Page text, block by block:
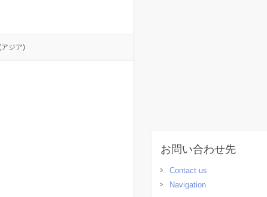
ジア)
お問い合わせ先
Contact us
Navigation